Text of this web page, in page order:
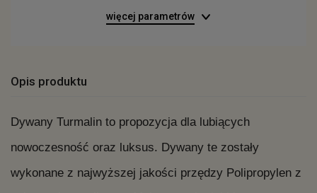
więcej parametrów
Opis produktu
Dywany Turmalin to propozycja dla lubiących
nowoczesność oraz luksus. Dywany te zostały
wykonane z najwyższej jakości przędzy Polipropylen z